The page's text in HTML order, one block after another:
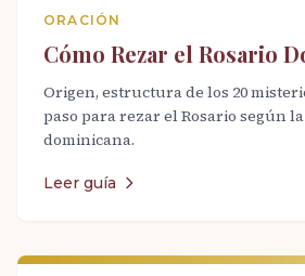
ORACIÓN
Cómo Rezar el Rosario
Origen, estructura de los 20
paso para rezar el Rosario según
dominicana.
Leer guía